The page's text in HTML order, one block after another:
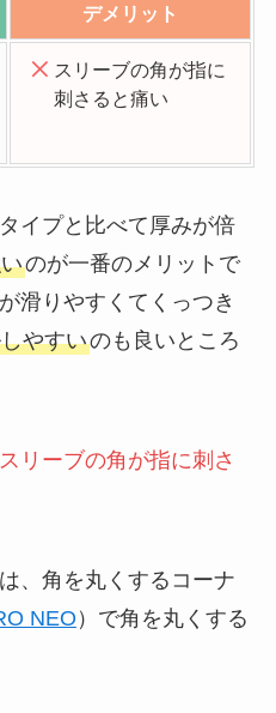
デメリット
スリーブの角が指に
刺さると痛い
イプと比べて厚みが倍
のが一番のメリットで
滑りやすくてくっつき
やすいのも良いところ
スリーブの角が指に刺さ
、角を丸くするコーナ
NEO ）で角を丸くする